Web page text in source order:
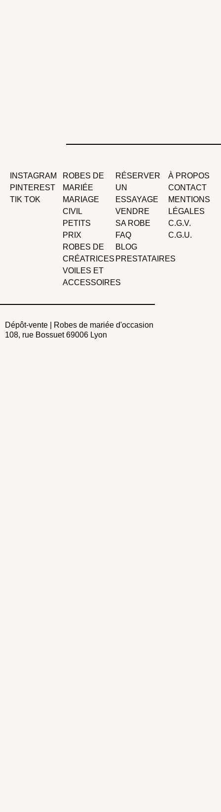
INSTAGRAM
PINTEREST
TIK TOK
ROBES DE
MARIÉE
MARIAGE
CIVIL
PETITS
PRIX
ROBES DE
CRÉATRICES
VOILES ET
ACCESSOIRES
RÉSERVER
UN
ESSAYAGE
VENDRE
SA ROBE
FAQ
BLOG
PRESTATAIRES
À PROPOS
CONTACT
MENTIONS
LÉGALES
C.G.V.
C.G.U.
Dépôt-vente | Robes de mariée d'occasion
108, rue Bossuet 69006 Lyon